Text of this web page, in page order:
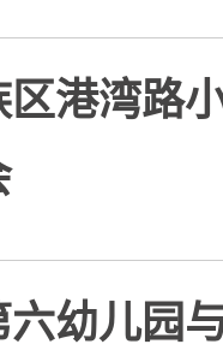
港湾路
幼儿园